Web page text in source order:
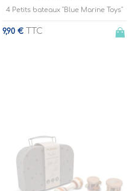
4 Petits bateaux "Blue Marine Toys"
9,90 € TTC